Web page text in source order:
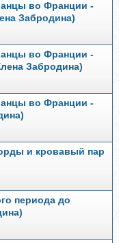
во Франции -
Забродина)
во Франции -
Забродина)
во Франции -
и кровавый пар
периода до